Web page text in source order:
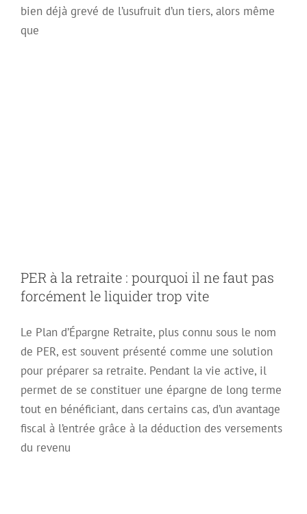
bien déjà grevé de l’usufruit d’un tiers, alors même
que
PER à la retraite : pourquoi il ne faut pas
forcément le liquider trop vite
Le Plan d’Épargne Retraite, plus connu sous le nom
de PER, est souvent présenté comme une solution
pour préparer sa retraite. Pendant la vie active, il
permet de se constituer une épargne de long terme
tout en bénéficiant, dans certains cas, d’un avantage
fiscal à l’entrée grâce à la déduction des versements
du revenu